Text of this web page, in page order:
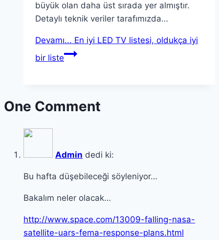
büyük olan daha üst sırada yer almıştır.
Detaylı teknik veriler tarafımızda…
Devamı... En iyi LED TV listesi, oldukça iyi
bir liste
One Comment
Admin dedi ki:
Bu hafta düşebileceği söyleniyor…
Bakalım neler olacak…
http://www.space.com/13009-falling-nasa-
satellite-uars-fema-response-plans.html